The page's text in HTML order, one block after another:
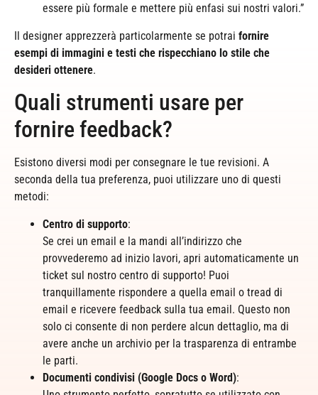
essere più formale e mettere più enfasi sui nostri valori.”
Il designer apprezzerà particolarmente se potrai fornire
esempi di immagini e testi che rispecchiano lo stile che
desideri ottenere.
Quali strumenti usare per
fornire feedback?
Esistono diversi modi per consegnare le tue revisioni. A
seconda della tua preferenza, puoi utilizzare uno di questi
metodi:
Centro di supporto:
Se crei un email e la mandi all’indirizzo che
provvederemo ad inizio lavori, apri automaticamente un
ticket sul nostro centro di supporto! Puoi
tranquillamente rispondere a quella email o tread di
email e ricevere feedback sulla tua email. Questo non
solo ci consente di non perdere alcun dettaglio, ma di
avere anche un archivio per la trasparenza di entrambe
le parti.
Documenti condivisi (Google Docs o Word):